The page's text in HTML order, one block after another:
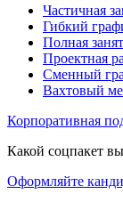
Частичная
Гибкий
Полная
Проектная
Сменный
Вахтовый
Корпоративная
Какой соцпакет
Оформляйте